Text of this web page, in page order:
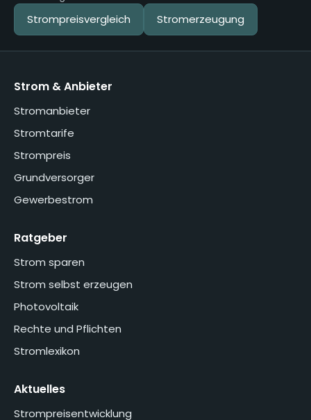
Strompreisvergleich Stromerzeugung
Strom & Anbieter
Stromanbieter
Stromtarife
Strompreis
Grundversorger
Gewerbestrom
Ratgeber
Strom sparen
Strom selbst erzeugen
Photovoltaik
Rechte und Pflichten
Stromlexikon
Aktuelles
Strompreisentwicklung